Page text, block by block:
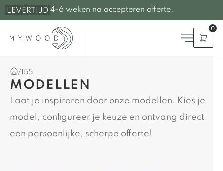
LEVERTIJD 4-6 weken na accepteren offerte.
0
/155
MODELLEN
Laat je inspireren door onze modellen. Kies je
model, configureer je keuze en ontvang direct
een persoonlijke, scherpe offerte!